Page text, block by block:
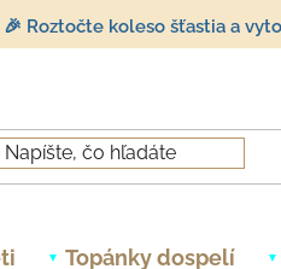
🎉 Roztočte koleso šťastia a
Topánky dospelí